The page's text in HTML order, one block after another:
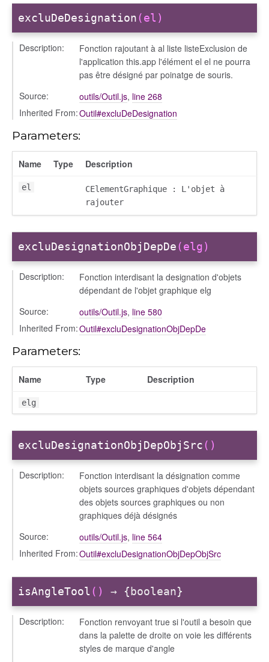
excluDeDesignation(el)
Description:
Fonction rajoutant à al liste listeExclusion de
l'application this.app l'élément el el ne pourra
pas être désigné par poinatge de souris.
Source:
outils/Outil.js, line 268
Inherited From:Outil#excluDeDesignation
Parameters:
Name Type Description
el
CElementGraphique : L'objet à
rajouter
excluDesignationObjDepDe(elg)
Description:
Fonction interdisant la designation d'objets
dépendant de l'objet graphique elg
Source:
outils/Outil.js, line 580
Inherited From:Outil#excluDesignationObjDepDe
Parameters:
Name Type Description
elg
excluDesignationObjDepObjSrc()
Description:
Fonction interdisant la désignation comme
objets sources graphiques d'objets dépendant
des objets sources graphiques ou non
graphiques déjà désignés
Source:
outils/Outil.js, line 564
Inherited From:Outil#excluDesignationObjDepObjSrc
isAngleTool () → {boolean}
Description:
Fonction renvoyant true si l'outil a besoin que
dans la palette de droite on voie les différents
styles de marque d'angle